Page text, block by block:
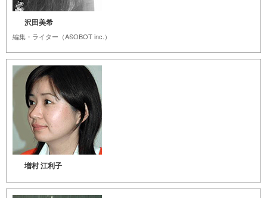
沢田美希
編集・ライター（ASOBOT inc.）
増村 江利子